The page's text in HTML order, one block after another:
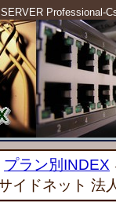
Professional-
プラン別INDEX
イドネット 法